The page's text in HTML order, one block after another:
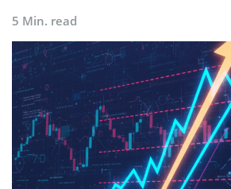
5 Min. read